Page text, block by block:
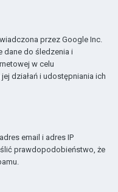
przez Google Inc.
dane do śledzenia i
w celu
działań i udostępniania ich
email i adres IP
prawdopodobieństwo, że